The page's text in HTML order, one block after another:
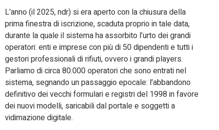
L’anno (il 2025, ndr) si era aperto con la chiusura della
prima finestra di iscrizione, scaduta proprio in tale data,
durante la quale il sistema ha assorbito l’urto dei grandi
operatori: enti e imprese con più di 50 dipendenti e tutti i
gestori professionali di rifiuti, ovvero i grandi players.
Parliamo di circa 80.000 operatori che sono entrati nel
sistema, segnando un passaggio epocale: l’abbandono
definitivo dei vecchi formulari e registri del 1998 in favore
dei nuovi modelli, saricabili dal portale e soggetti a
vidimazione digitale.